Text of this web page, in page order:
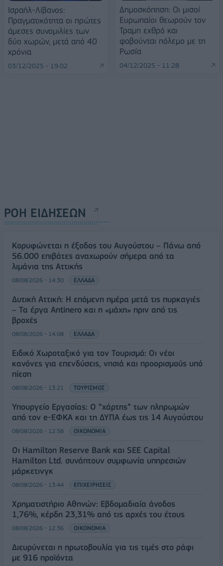
Iσραήλ-Λίβανος:
Πραγματικότητα οι πρώτες
άμεσες συνομιλίες των
δύο χωρών, μετά από 40
χρόνια
03/12/2025 - 19:02
Δημοσκόπηση: Οι μισοί
Ευρωπαίοι θεωρούν τον
Τραμπ εχθρό και
φοβούνται πόλεμο με τη
Ρωσία
04/12/2025 - 11:28
ΡΟΗ ΕΙΔΗΣΕΩΝ
Κορυφώνεται η έξοδος του Αυγούστου – Πάνω από
56.000 επιβάτες αναχωρούν σήμερα από τα
λιμάνια της Αττικής
08/08/2026 - 14:30 ΕΛΛΑΔΑ
Δυτική Αττική: Η επόμενη ημέρα μετά τις πυρκαγιές
– Τα έργα Antinero και η «μάχη» πριν από τις
βροχές
08/08/2026 - 14:08 ΕΛΛΑΔΑ
Ειδικό Χωροταξικό για τον Τουρισμό: Οι νέοι
κανόνες για επενδύσεις, νησιά και προορισμούς υπό
πίεση
08/08/2026 - 13:21 ΤΟΥΡΙΣΜΟΣ
Υπουργείο Εργασίας: Ο “χάρτης” των πληρωμών
από τον e-ΕΦΚΑ και τη ΔΥΠΑ έως τις 14 Αυγούστου
08/08/2026 - 12:58 ΟΙΚΟΝΟΜΙΑ
Οι Hamilton Reserve Bank και SEE Capital
Hamilton Ltd. συνάπτουν συμφωνία υπηρεσιών
μάρκετινγκ
08/08/2026 - 13:44 ΕΠΙΧΕΙΡΗΣΕΙΣ
Χρηματιστήριο Αθηνών: Εβδομαδιαία άνοδος
1,76%, κέρδη 23,31% από τις αρχές του έτους
08/08/2026 - 12:36 ΟΙΚΟΝΟΜΙΑ
Διευρύνεται η πρωτοβουλία για τις τιμές στο ράφι
με 916 προϊόντα